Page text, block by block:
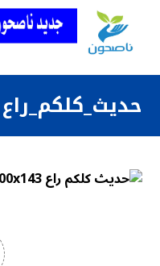
حديث_كلكم_راع